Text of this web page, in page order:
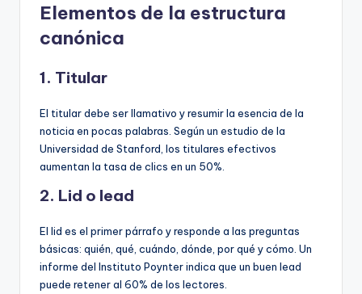
Elementos de la estructura
canónica
1. Titular
El titular debe ser llamativo y resumir la esencia de la
noticia en pocas palabras. Según un estudio de la
Universidad de Stanford, los titulares efectivos
aumentan la tasa de clics en un 50%.
2. Lid o lead
El lid es el primer párrafo y responde a las preguntas
básicas: quién, qué, cuándo, dónde, por qué y cómo. Un
informe del Instituto Poynter indica que un buen lead
puede retener al 60% de los lectores.